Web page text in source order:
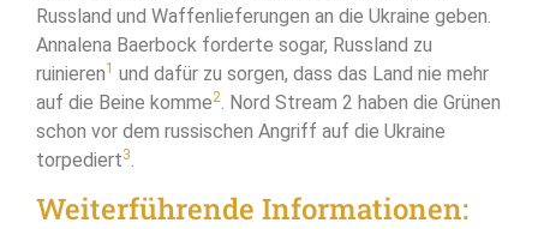
Russland und Waffenlieferungen an die Ukraine geben.
Annalena Baerbock forderte sogar, Russland zu
ruinieren1 und dafür zu sorgen, dass das Land nie mehr
auf die Beine komme2
. Nord Stream 2 haben die Grünen
schon vor dem russischen Angriff auf die Ukraine
torpediert3
Weiterführende Informationen: